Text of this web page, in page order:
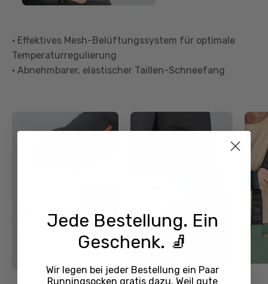
• Effektives Mesh-Belüftungssystem für optimale
Temperaturregulierung
• Abnehmbarer, elastischer Taillen-Schneefang
Jede Bestellung. Ein
Geschenk. 🧦
Wir legen bei jeder Bestellung ein Paar
Runningsocken gratis dazu. Weil gute